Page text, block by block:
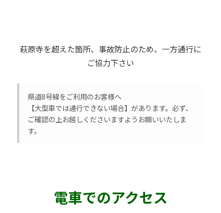
萩原寺を超えた箇所、事故防止のため、一方通行に
ご協力下さい
県道8号線をご利用のお客様へ
【大型車では通行できない場合】があります。必ず、
ご確認の上お越しくださいますようお願いいたしま
す。
電車でのアクセス